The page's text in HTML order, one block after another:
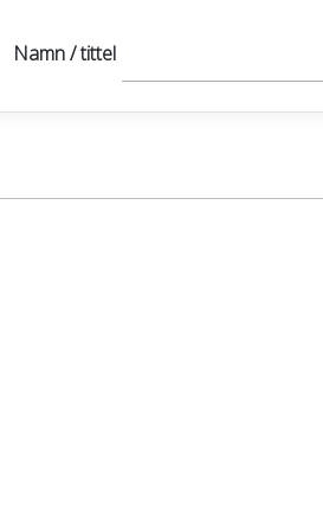
Namn / tittel